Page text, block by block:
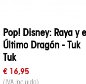
Pop! Disney: Raya y
Último Dragón - Tuk
Tuk
€ 16,95
(IVA Incluido)